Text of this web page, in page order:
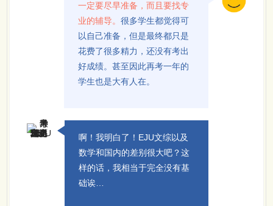
一定要尽早准备，而且要找专
业的辅导。很多学生都觉得可
以自己准备，但是最终都只是
花费了很多精力，还没有考出
好成绩。甚至因此再考一年的
学生也是大有人在。
啊！我明白了！EJU文综以及
数学和国内的差别很大吧？这
样的话，我相当于完全没有基
础诶…